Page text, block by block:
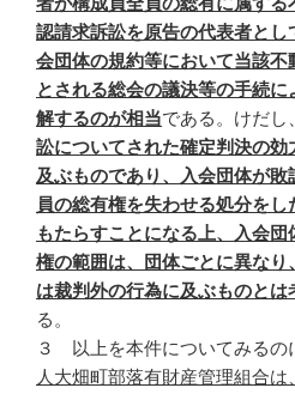
認請求訴訟を原告の代表者とし
会団体の規約等において当該
とされる総会の議決等の手続
解するのが相当である。けだし、
訟についてされた確定判決の効
及ぶものであり、入会団体が
員の総有権を失わせる処分を
もたらすことになる上、入会
権の範囲は、団体ごとに異なり
は裁判外の行為に及ぶものとは
る。
３ 以上を本件についてみるの
人大畑町部落有財産管理組合